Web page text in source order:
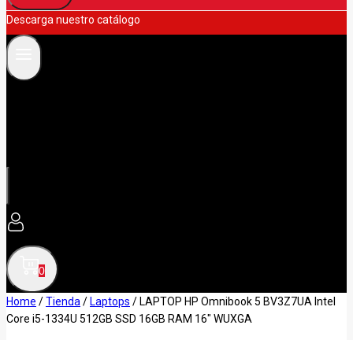
Descarga nuestro catálogo
0
Home /Tienda / Laptops / LAPTOP HP Omnibook 5 BV3Z7UA Intel
Core i5-1334U 512GB SSD 16GB RAM 16″ WUXGA